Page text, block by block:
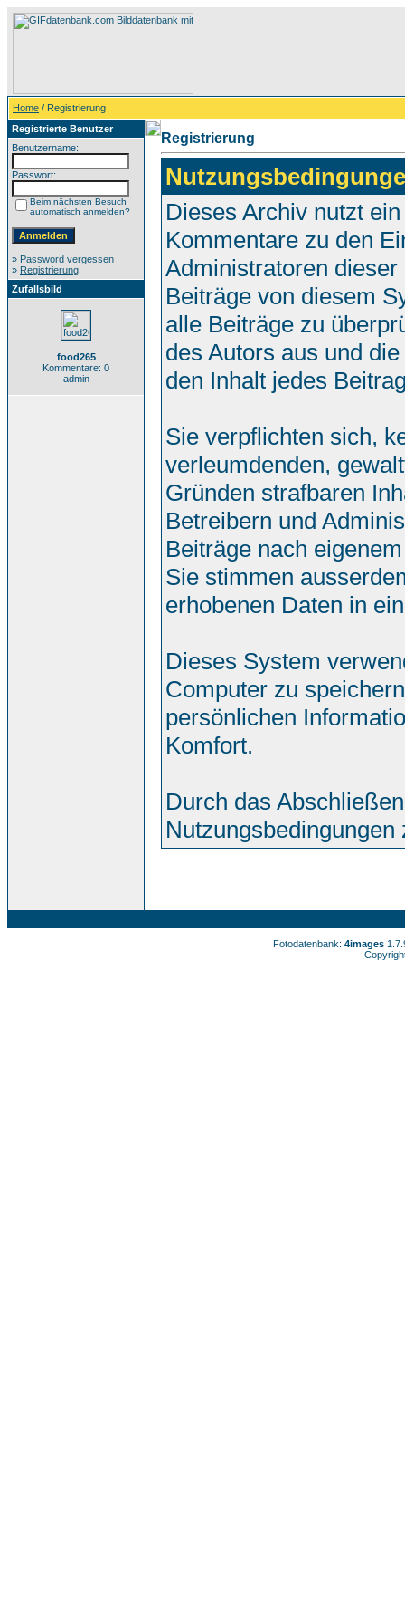
Home / Registrierung
Registrierte Benutzer
Benutzername:
Passwort:
Beim nächsten Besuch
automatisch anmelden?
» Password vergessen
» Registrierung
Zufallsbild
food265
Kommentare: 0
admin
Registrierung
Dieses Archiv nutzt
Kommentare zu den
Administratoren
Beiträge von diesem
alle Beiträge zu
des Autors aus und
den Inhalt jedes
Sie verpflichten sich,
verleumdenden,
Gründen strafbaren
Betreibern und
Beiträge nach
Sie stimmen
erhobenen Daten in
Dieses System
Computer zu
persönlichen
Komfort.
Durch das
Nutzungsbedingungen
Fotodatenbank: 4images